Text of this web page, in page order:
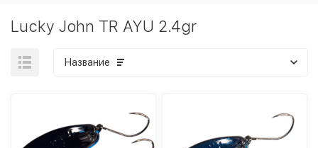
Lucky John TR AYU 2.4gr
Название